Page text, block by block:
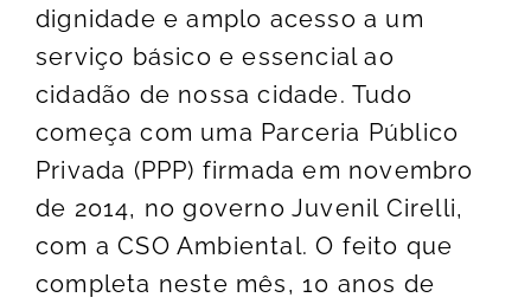
dignidade e amplo acesso a um
serviço básico e essencial ao
cidadão de nossa cidade. Tudo
começa com uma Parceria Público
Privada (PPP) firmada em novembro
de 2014, no governo Juvenil Cirelli,
com a CSO Ambiental. O feito que
completa neste mês, 10 anos de